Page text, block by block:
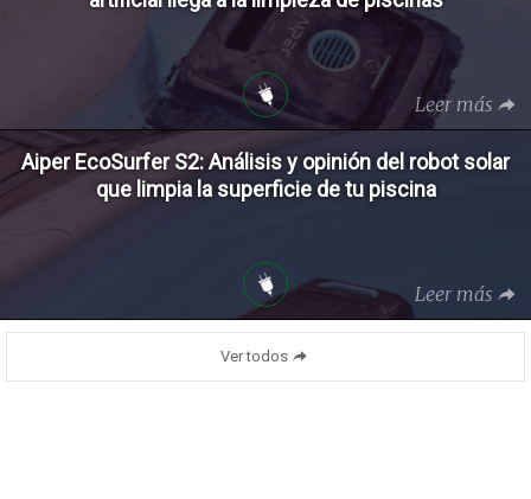
Leer más
Aiper EcoSurfer S2: Análisis y opinión del robot solar
que limpia la superficie de tu piscina
Leer más
Ver todos